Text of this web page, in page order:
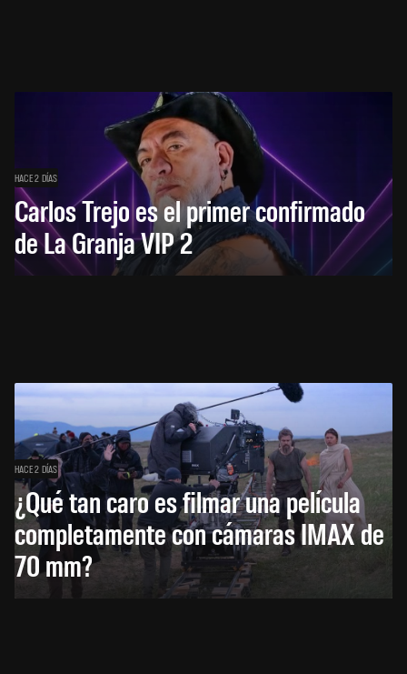
HACE 2 DÍAS
Carlos Trejo es el primer confirmado
de La Granja VIP 2
HACE 2 DÍAS
¿Qué tan caro es filmar una película
completamente con cámaras IMAX de
70 mm?